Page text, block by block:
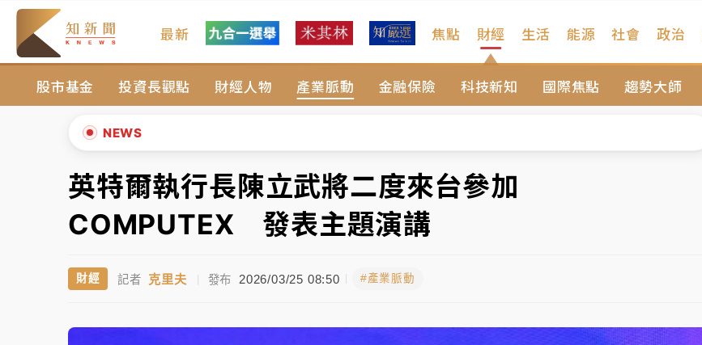
最新 焦點 財經
股市基金 投資長觀點 財經人物 產業脈動 金融保險 科技新知 國際焦點 趨勢大師
生活 能源 社會 政治
NEWS
中颱白海豚進逼！台北喜來登圍籬傾倒砸傷人 民權西路鷹架倒塌壓2車
有片｜ 白海豚暴風圈逼近！新北淡水赫見龍捲風 榕樹連根拔起
中颱白海豚風雨來了！中部以北防豪雨 今晚、明天影響最劇烈
白海豚逼近！北市水門只出不進 未移置車輛最高罰4800＋拖吊費
中颱白海豚進逼！台北喜來登圍籬傾倒砸傷人 民權西路鷹架倒塌壓2車
▲
英特爾執行長陳立武將二度來台參加
COMPUTEX 發表主題演講
財經 記者 克里夫 | 發布 2026/03/25 08:50 #產業脈動